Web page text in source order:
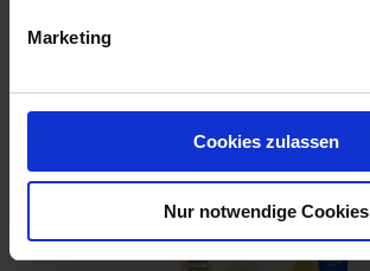
Marketing
Cookies zulassen
Nur notwendige Cookies
GREENFIELD Expressrasen 1 kg
Artikel-Nr.: 7002971-01